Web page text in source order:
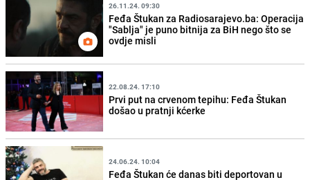
26.11.24. 09:30
Feđa Štukan za Radiosarajevo.ba: Operacija
"Sablja" je puno bitnija za BiH nego što se
ovdje misli
22.08.24. 17:10
Prvi put na crvenom tepihu: Feđa Štukan
došao u pratnji kćerke
24.06.24. 10:04
Feđa Štukan će danas biti deportovan u